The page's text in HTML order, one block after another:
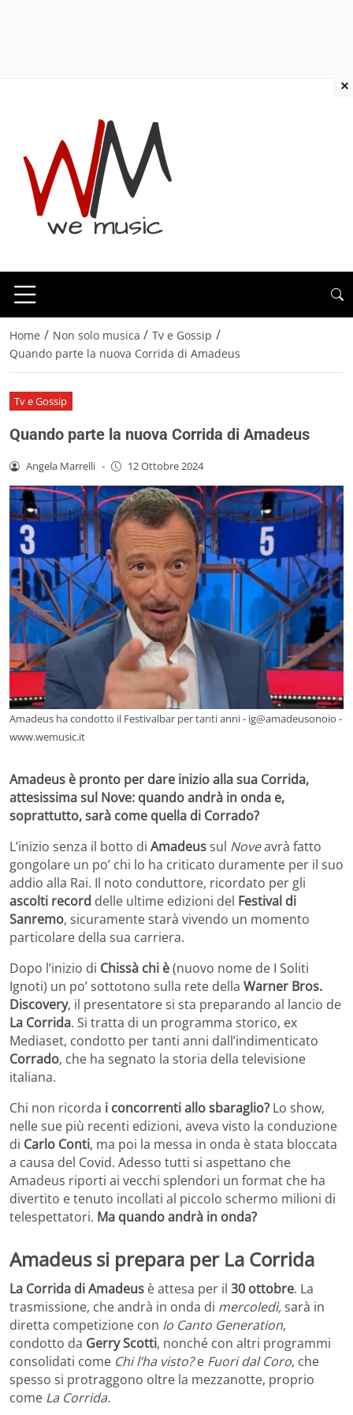
Home / Non solo musica / Tv e Gossip /
Quando parte la nuova Corrida di Amadeus
Tv e Gossip
Quando parte la nuova Corrida di Amadeus
Angela Marrelli - 12 Ottobre 2024
Amadeus ha condotto il Festivalbar per tanti anni - ig@amadeusonoio -
www.wemusic.it
Amadeus è pronto per dare inizio alla sua Corrida,
attesissima sul Nove: quando andrà in onda e,
soprattutto, sarà come quella di Corrado?
L’inizio senza il botto di Amadeussul Noveavrà fatto
gongolare un po’ chi lo ha criticato duramente per il suo
addio alla Rai. Il noto conduttore, ricordato per gli
ascolti record delle ultime edizioni del Festival di
Sanremo, sicuramente starà vivendo un momento
particolare della sua carriera.
Dopo l’inizio di Chissà chi è(nuovo nome de I Soliti
Ignoti) un po’ sottotono sulla rete della Warner Bros.
Discovery, il presentatore si sta preparando al lancio de
La Corrida. Si tratta di un programma storico, ex
Mediaset, condotto per tanti anni dall’indimenticato
Corrado, che ha segnato la storia della televisione
italiana.
Chi non ricorda i concorrenti allo sbaraglio? Lo show,
nelle sue più recenti edizioni, aveva visto la conduzione
di Carlo Conti, ma poi la messa in onda è stata bloccata
a causa del Covid. Adesso tutti si aspettano che
Amadeus riporti ai vecchi splendori un format che ha
divertito e tenuto incollati al piccolo schermo milioni di
telespettatori. Ma quando andrà in onda?
Amadeus si prepara per La Corrida
La Corrida di Amadeus è attesa per il 30 ottobre. La
trasmissione, che andrà in onda di mercoledì,sarà in
diretta competizione con Io Canto Generation,
condotto da Gerry Scotti, nonché con altri programmi
consolidati come Chi l’ha visto?e Fuori dal Coro, che
spesso si protraggono oltre la mezzanotte, proprio
come La Corrida.
×